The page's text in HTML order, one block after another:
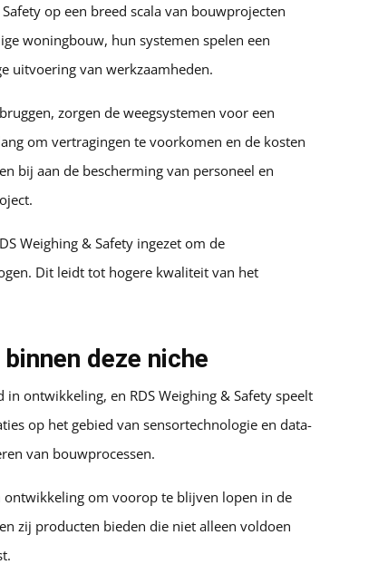
op een breed scala van bouwprojecten
woningbouw, hun systemen spelen een
uitvoering van werkzaamheden.
zorgen de weegsystemen voor een
om vertragingen te voorkomen en de kosten
bij aan de bescherming van personeel en
Weighing & Safety ingezet om de
Dit leidt tot hogere kwaliteit van het
deze niche
ontwikkeling, en RDS Weighing & Safety speelt
op het gebied van sensortechnologie en data-
van bouwprocessen.
ontwikkeling om voorop te blijven lopen in de
zij producten bieden die niet alleen voldoen